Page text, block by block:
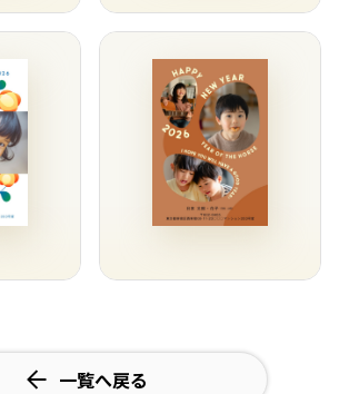
一覧へ戻る